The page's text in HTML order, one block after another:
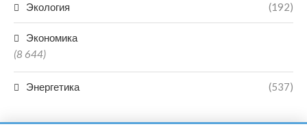
Экология (192)
Экономика
(8 644)
Энергетика (537)